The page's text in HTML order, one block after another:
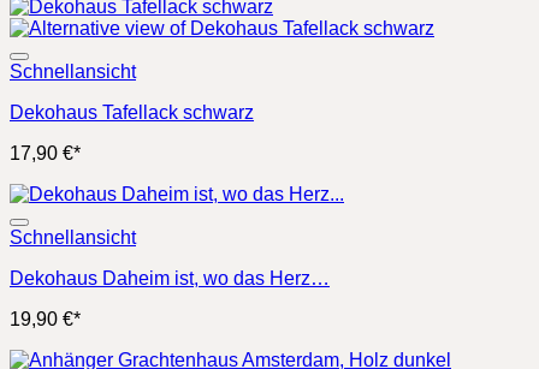
Schnellansicht
Dekohaus Tafellack schwarz
17,90 €*
Schnellansicht
Dekohaus Daheim ist, wo das Herz…
19,90 €*